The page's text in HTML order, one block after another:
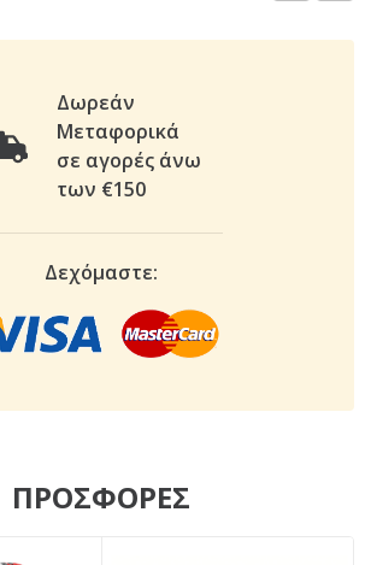
Δωρεάν
Μεταφορικά
σε αγορές άνω
των €150
Δεχόμαστε:
ΠΡΟΣΦΟΡΕΣ